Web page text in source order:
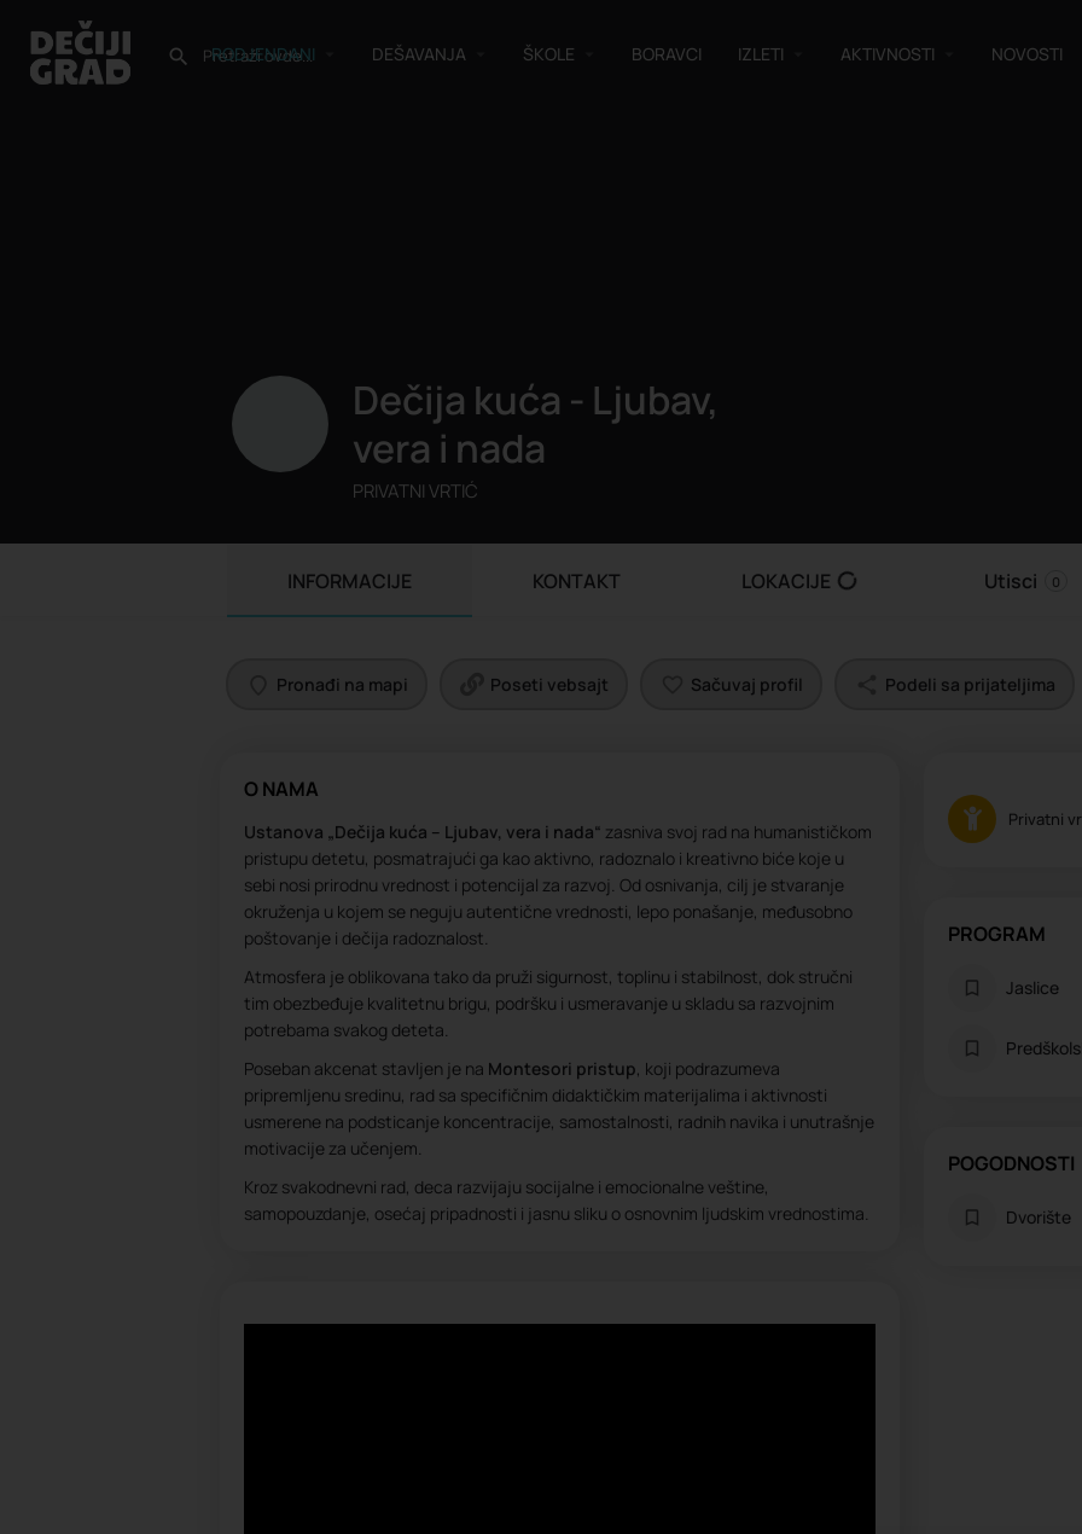
RODJENDANI DEŠAVANJA ŠKOLE BORAVCI IZLETI AKTIVNOSTI NOVOSTI
Dečija kuća - Ljubav,
vera i nada
PRIVATNI VRTIĆ
INFORMACIJE KONTAKT LOKACIJE Utisci 0
Pronađi na mapi Poseti vebsajt Sačuvaj profil Podeli sa prijateljima
O NAMA
Ustanova „Dečija kuća – Ljubav, vera i nada“ zasniva svoj rad na humanističkom
pristupu detetu, posmatrajući ga kao aktivno, radoznalo i kreativno biće koje u
sebi nosi prirodnu vrednost i potencijal za razvoj. Od osnivanja, cilj je stvaranje
okruženja u kojem se neguju autentične vrednosti, lepo ponašanje, međusobno
poštovanje i dečija radoznalost.
Atmosfera je oblikovana tako da pruži sigurnost, toplinu i stabilnost, dok stručni
tim obezbeđuje kvalitetnu brigu, podršku i usmeravanje u skladu sa razvojnim
potrebama svakog deteta.
Poseban akcenat stavljen je na Montesori pristup, koji podrazumeva
pripremljenu sredinu, rad sa specifičnim didaktičkim materijalima i aktivnosti
usmerene na podsticanje koncentracije, samostalnosti, radnih navika i unutrašnje
motivacije za učenjem.
Kroz svakodnevni rad, deca razvijaju socijalne i emocionalne veštine,
samopouzdanje, osećaj pripadnosti i jasnu sliku o osnovnim ljudskim vrednostima.
Privatni
PROGRAM
Jaslice
POGODNOSTI
Dvorište